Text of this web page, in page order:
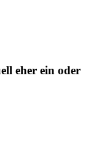
eher ein oder